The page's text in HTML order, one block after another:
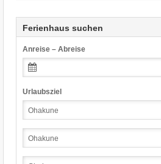
Ferienhaus suchen
Anreise – Abreise
Urlaubsziel